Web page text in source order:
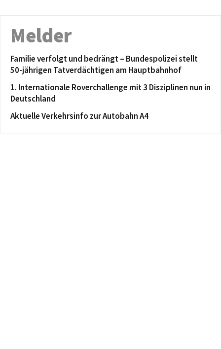
Melder
Familie verfolgt und bedrängt – Bundespolizei stellt
50-jährigen Tatverdächtigen am Hauptbahnhof
1. Internationale Roverchallenge mit 3 Disziplinen nun in
Deutschland
Aktuelle Verkehrsinfo zur Autobahn A4